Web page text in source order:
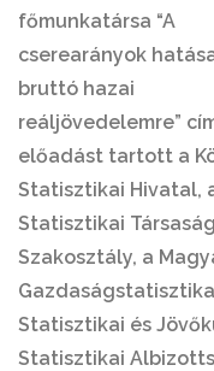
főmunkatársa “A
cserearányok
bruttó hazai
reáljövedelemre”
előadást tartott a
Statisztikai Hivatal,
Statisztikai
Szakosztály, a
Statisztikai és
Statisztikai